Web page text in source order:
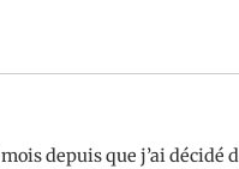
depuis que j’ai